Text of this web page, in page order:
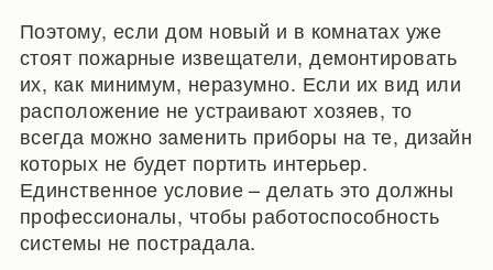
Поэтому, если дом новый и в комнатах уже
стоят пожарные извещатели, демонтировать
их, как минимум, неразумно. Если их вид или
расположение не устраивают хозяев, то
всегда можно заменить приборы на те, дизайн
которых не будет портить интерьер.
Единственное условие – делать это должны
профессионалы, чтобы работоспособность
системы не пострадала.